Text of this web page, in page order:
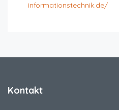
informationstechnik.de/
Kontakt